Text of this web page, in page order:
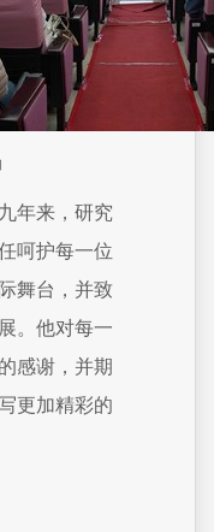
年来，研究
呵护每一位
舞台，并致
。他对每一
感谢，并期
更加精彩的